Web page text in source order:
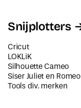
Snijplotters
Cricut
LOKLiK
Silhouette Cameo
Siser Juliet en Romeo
Tools div. merken